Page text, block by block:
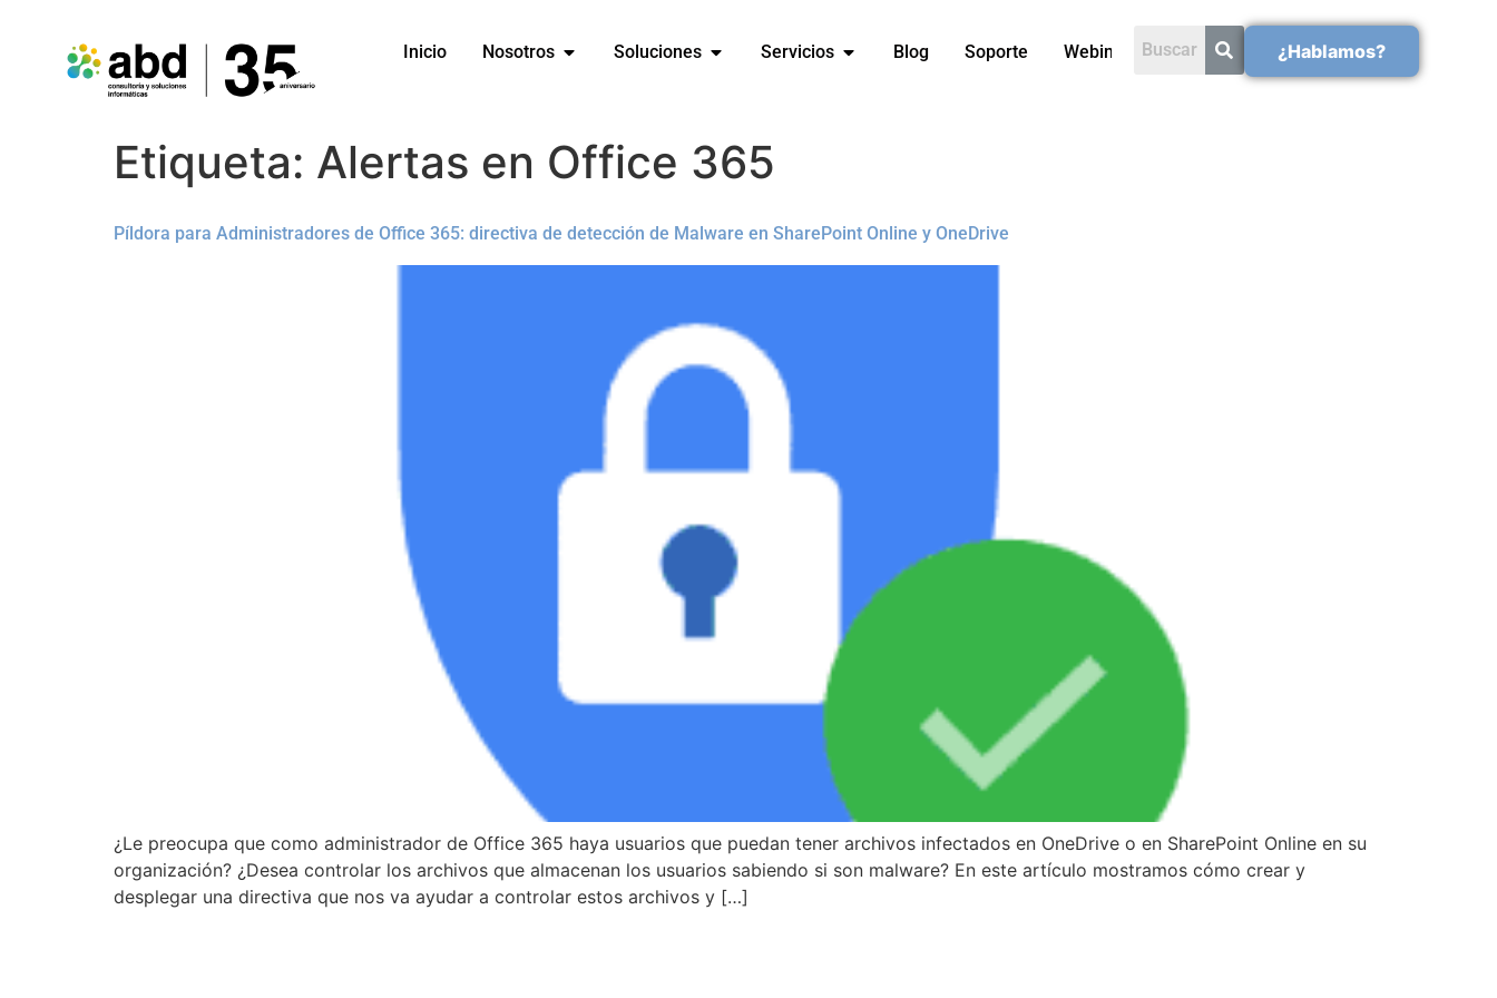
Inicio Nosotros Soluciones Servicios Blog Soporte Webinars ¿Hablamos?
Etiqueta: Alertas en Office 365
Píldora para Administradores de Office 365: directiva de detección de Malware en SharePoint Online y OneDrive
¿Le preocupa que como administrador de Office 365 haya usuarios que puedan tener archivos infectados en OneDrive o en SharePoint Online en su
organización? ¿Desea controlar los archivos que almacenan los usuarios sabiendo si son malware? En este artículo mostramos cómo crear y
desplegar una directiva que nos va ayudar a controlar estos archivos y […]